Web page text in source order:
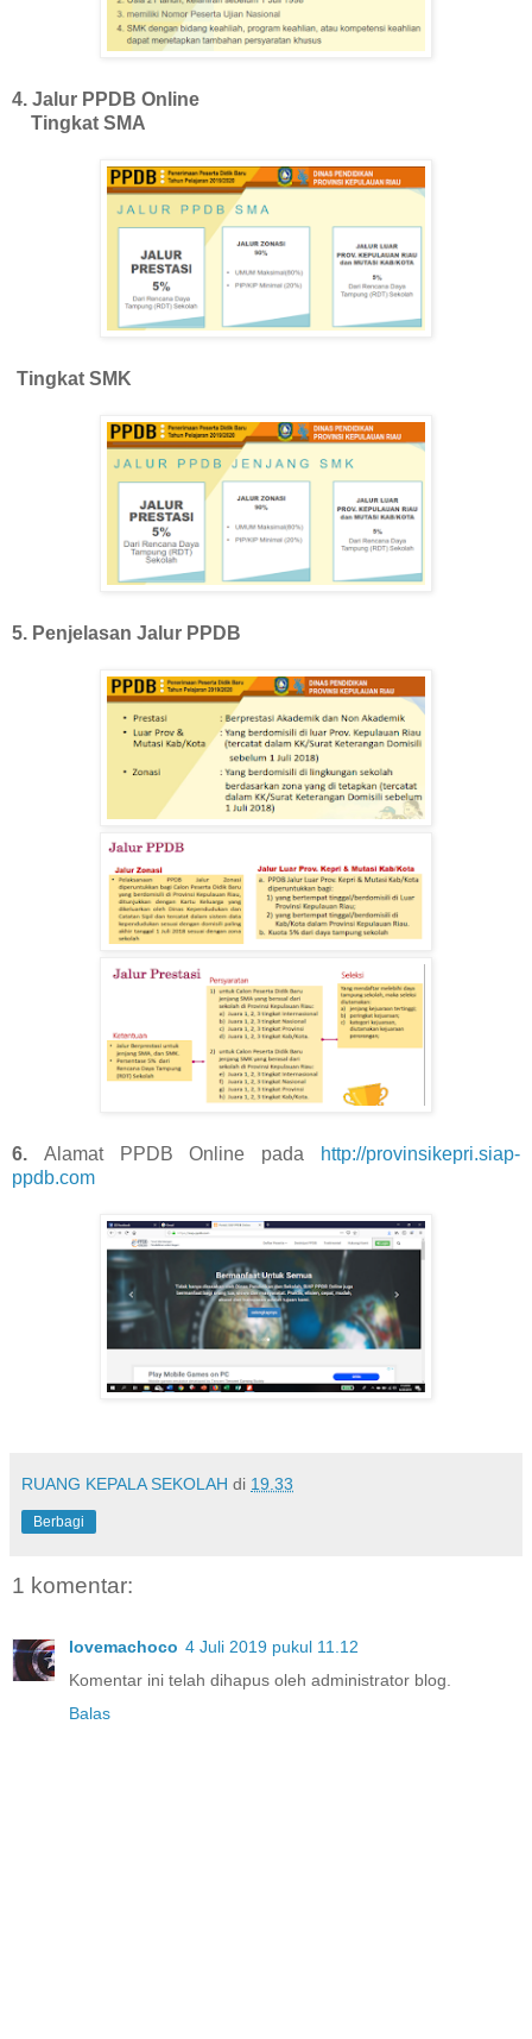
4. Jalur PPDB Online
Tingkat SMA
Tingkat SMK
5. Penjelasan Jalur PPDB
6. Alamat PPDB Online pada
http://provinsikepri.siap-
ppdb.com
RUANG KEPALA SEKOLAH di 19.33
Berbagi
1 komentar:
lovemachoco 4 Juli 2019 pukul 11.12
Komentar ini telah dihapus oleh administrator blog.
Balas